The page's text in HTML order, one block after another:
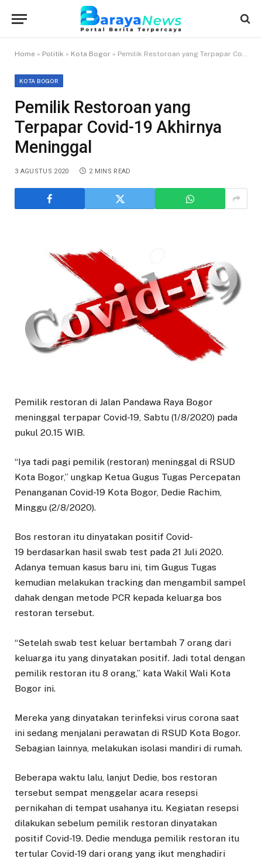
Home » Politik » Kota Bogor » Pemilik Restoroan yang Terpapar Covid-19 Akhirnya Meninggal
KOTA BOGOR
Pemilik Restoroan yang
Terpapar Covid-19 Akhirnya
Meninggal
3 AGUSTUS 2020 2 MINS READ
Pemilik restoran di Jalan Pandawa Raya Bogor
meninggal terpapar Covid-19, Sabtu (1/8/2020) pada
pukul 20.15 WIB.
“Iya tadi pagi pemilik (restoran) meninggal di RSUD
Kota Bogor,” ungkap Ketua Gugus Tugas Percepatan
Penanganan Covid-19 Kota Bogor, Dedie Rachim,
Minggu (2/8/2020).
Bos restoran itu dinyatakan positif Covid-
19 berdasarkan hasil swab test pada 21 Juli 2020.
Adanya temuan kasus baru ini, tim Gugus Tugas
kemudian melakukan tracking dan mengambil sampel
dahak dengan metode PCR kepada keluarga bos
restoran tersebut.
“Setelah swab test keluar bertambah 7 orang dari
keluarga itu yang dinyatakan positif. Jadi total dengan
pemilik restoran itu 8 orang,” kata Wakil Wali Kota
Bogor ini.
Mereka yang dinyatakan terinfeksi virus corona saat
ini sedang menjalani perawatan di RSUD Kota Bogor.
Sebagian lainnya, melakukan isolasi mandiri di rumah.
Beberapa waktu lalu, lanjut Dedie, bos restoran
tersebut sempat menggelar acara resepsi
pernikahan di tempat usahanya itu. Kegiatan resepsi
dilakukan sebelum pemilik restoran dinyatakan
positif Covid-19. Dedie menduga pemilik restoran itu
tertular Covid-19 dari orang yang ikut menghadiri